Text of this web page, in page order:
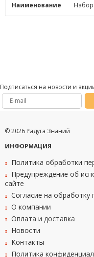
Наименование
Подписаться на новости и
© 2026 Радуга Знаний
ИНФОРМАЦИЯ
Политика обработки
Предупреждение об
сайте
Согласие на обработку
О компании
Оплата и доставка
Новости
Контакты
Политика